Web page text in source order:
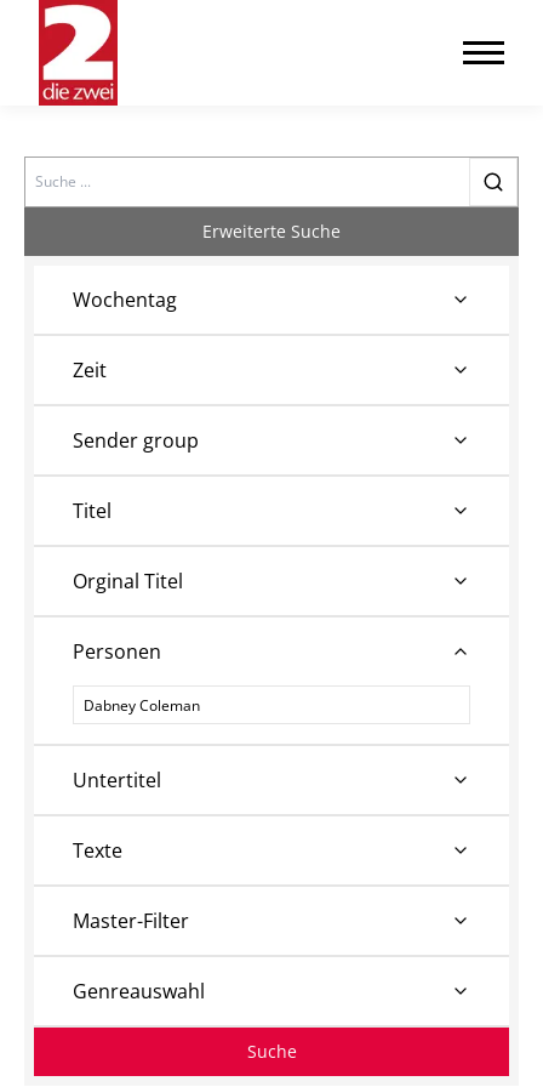
Search
Erweiterte Suche
Wochentag
Zeit
Sender group
Titel
Orginal Titel
Personen
Personen
Untertitel
Texte
Master-Filter
Genreauswahl
Suche